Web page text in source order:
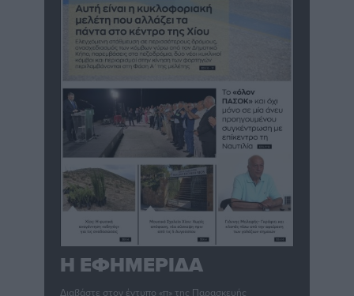
Η ΕΦΗΜΕΡΙΔΑ
Διαβάστε στον έντυπο «π» της Παρασκευής